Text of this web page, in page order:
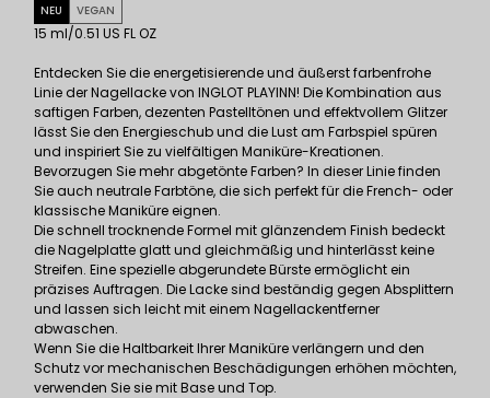
NEU VEGAN
15 ml/0.51 US FL OZ
Entdecken Sie die energetisierende und äußerst farbenfrohe
Linie der Nagellacke von INGLOT PLAYINN! Die Kombination aus
saftigen Farben, dezenten Pastelltönen und effektvollem Glitzer
lässt Sie den Energieschub und die Lust am Farbspiel spüren
und inspiriert Sie zu vielfältigen Maniküre-Kreationen.
Bevorzugen Sie mehr abgetönte Farben? In dieser Linie finden
Sie auch neutrale Farbtöne, die sich perfekt für die French- oder
klassische Maniküre eignen.
Die schnell trocknende Formel mit glänzendem Finish bedeckt
die Nagelplatte glatt und gleichmäßig und hinterlässt keine
Streifen. Eine spezielle abgerundete Bürste ermöglicht ein
präzises Auftragen. Die Lacke sind beständig gegen Absplittern
und lassen sich leicht mit einem Nagellackentferner
abwaschen.
Wenn Sie die Haltbarkeit Ihrer Maniküre verlängern und den
Schutz vor mechanischen Beschädigungen erhöhen möchten,
verwenden Sie sie mit Base und Top.